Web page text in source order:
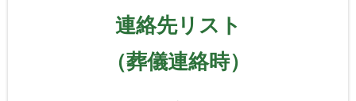
連絡先リスト
（葬儀連絡時）